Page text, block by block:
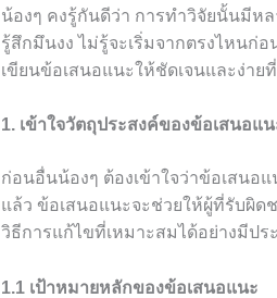
น้องๆ คงรู้กันดีว่า การทำวิจัยนั้นมีห
รู้สึกมึนงง ไม่รู้จะเริ่มจากตรงไหนก่
เขียนข้อเสนอแนะให้ชัดเจนและง่าย
1. เข้าใจวัตถุประสงค์ของข้อเสนอแน
ก่อนอื่นน้องๆ ต้องเข้าใจว่าข้อเสนอ
แล้ว ข้อเสนอแนะจะช่วยให้ผู้ที่รับผิ
วิธีการแก้ไขที่เหมาะสมได้อย่างมีป
1.1 เป้าหมายหลักของข้อเสนอแนะ